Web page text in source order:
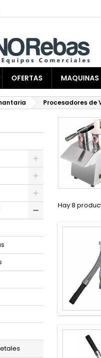
OFERTAS MAQUINAS
Procesadores de
Hay 8